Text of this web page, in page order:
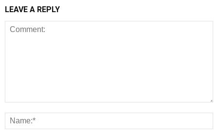
LEAVE A REPLY